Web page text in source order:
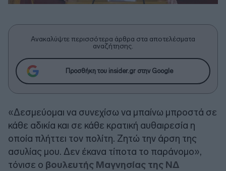
Ανακαλύψτε περισσότερα άρθρα στα αποτελέσματα
αναζήτησης.
Προσθήκη του insider.gr στην Google
«Δεσμεύομαι να συνεχίσω να μπαίνω μπροστά σε
κάθε αδικία και σε κάθε κρατική αυθαιρεσία η
οποία πλήττει τον πολίτη. Ζητώ την άρση της
ασυλίας μου. Δεν έκανα τίποτα το παράνομο»,
τόνισε ο βουλευτής Μαγνησίας της ΝΔ